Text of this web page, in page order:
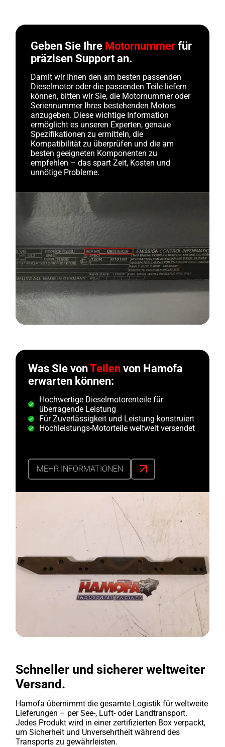
Geben Sie Ihre Motornummer für
präzisen Support an.
Damit wir Ihnen den am besten passenden
Dieselmotor oder die passenden Teile liefern
können, bitten wir Sie, die Motornummer oder
Seriennummer Ihres bestehenden Motors
anzugeben. Diese wichtige Information
ermöglicht es unseren Experten, genaue
Spezifikationen zu ermitteln, die
Kompatibilität zu überprüfen und die am
besten geeigneten Komponenten zu
empfehlen – das spart Zeit, Kosten und
unnötige Probleme.
Was Sie vonTeilen von Hamofa
erwarten können:
Hochwertige Dieselmotorenteile für
überragende Leistung
Für Zuverlässigkeit und Leistung konstruiert
Hochleistungs-Motorteile weltweit versendet
MEHR INFORMATIONEN
Schneller und sicherer weltweiter
Versand.
Hamofa übernimmt die gesamte Logistik für weltweite
Lieferungen – per See-, Luft- oder Landtransport.
Jedes Produkt wird in einer zertifizierten Box verpackt,
um Sicherheit und Unversehrtheit während des
Transports zu gewährleisten.